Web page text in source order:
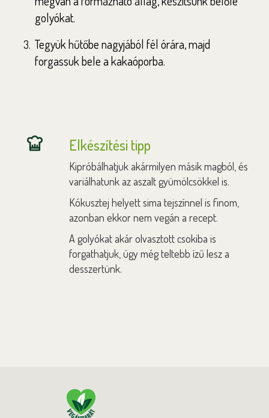
golyókat.
Tegyük hűtőbe nagyjából fél órára, majd
forgassuk bele a kakaóporba.
Elkészítési tipp
Kipróbálhatjuk akármilyen másik magból, és
variálhatunk az aszalt gyümölcsökkel is.
Kókusztej helyett sima tejszínnel is finom,
azonban ekkor nem vegán a recept.
A golyókat akár olvasztott csokiba is
forgathatjuk, úgy még teltebb ízű lesz a
desszertünk.